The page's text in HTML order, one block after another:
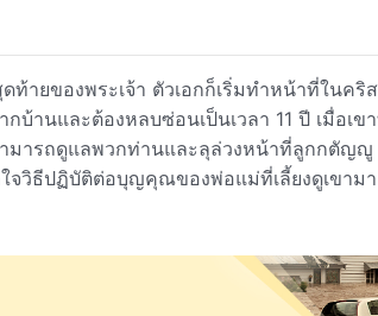
เจ้า ตัวเอกก็เริ่มทำหน้าที่ในคริสตจักร เนื่องจากการข่ม
นเวลา 11 ปี เมื่อเขาทราบข่าวการเสียชีวิตของพ่อและ
ามารถดูแลพวกท่านและลุล่วงหน้าที่ลูกกตัญ
ใจวิธีปฏิบัติต่อบุญคุณของพ่อแม่ที่เลี้ยงดูเขาม